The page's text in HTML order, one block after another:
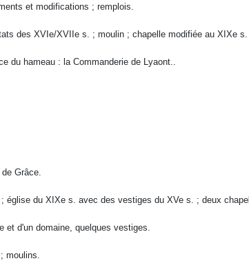
et modifications ; remplois.
des XVIe/XVIIe s. ; moulin ; chapelle modifiée au XIXe
du hameau : la Commanderie de Lyaont..
Grâce.
du XIXe s. avec des vestiges du XVe s. ; deux
et d'un domaine, quelques vestiges.
moulins.